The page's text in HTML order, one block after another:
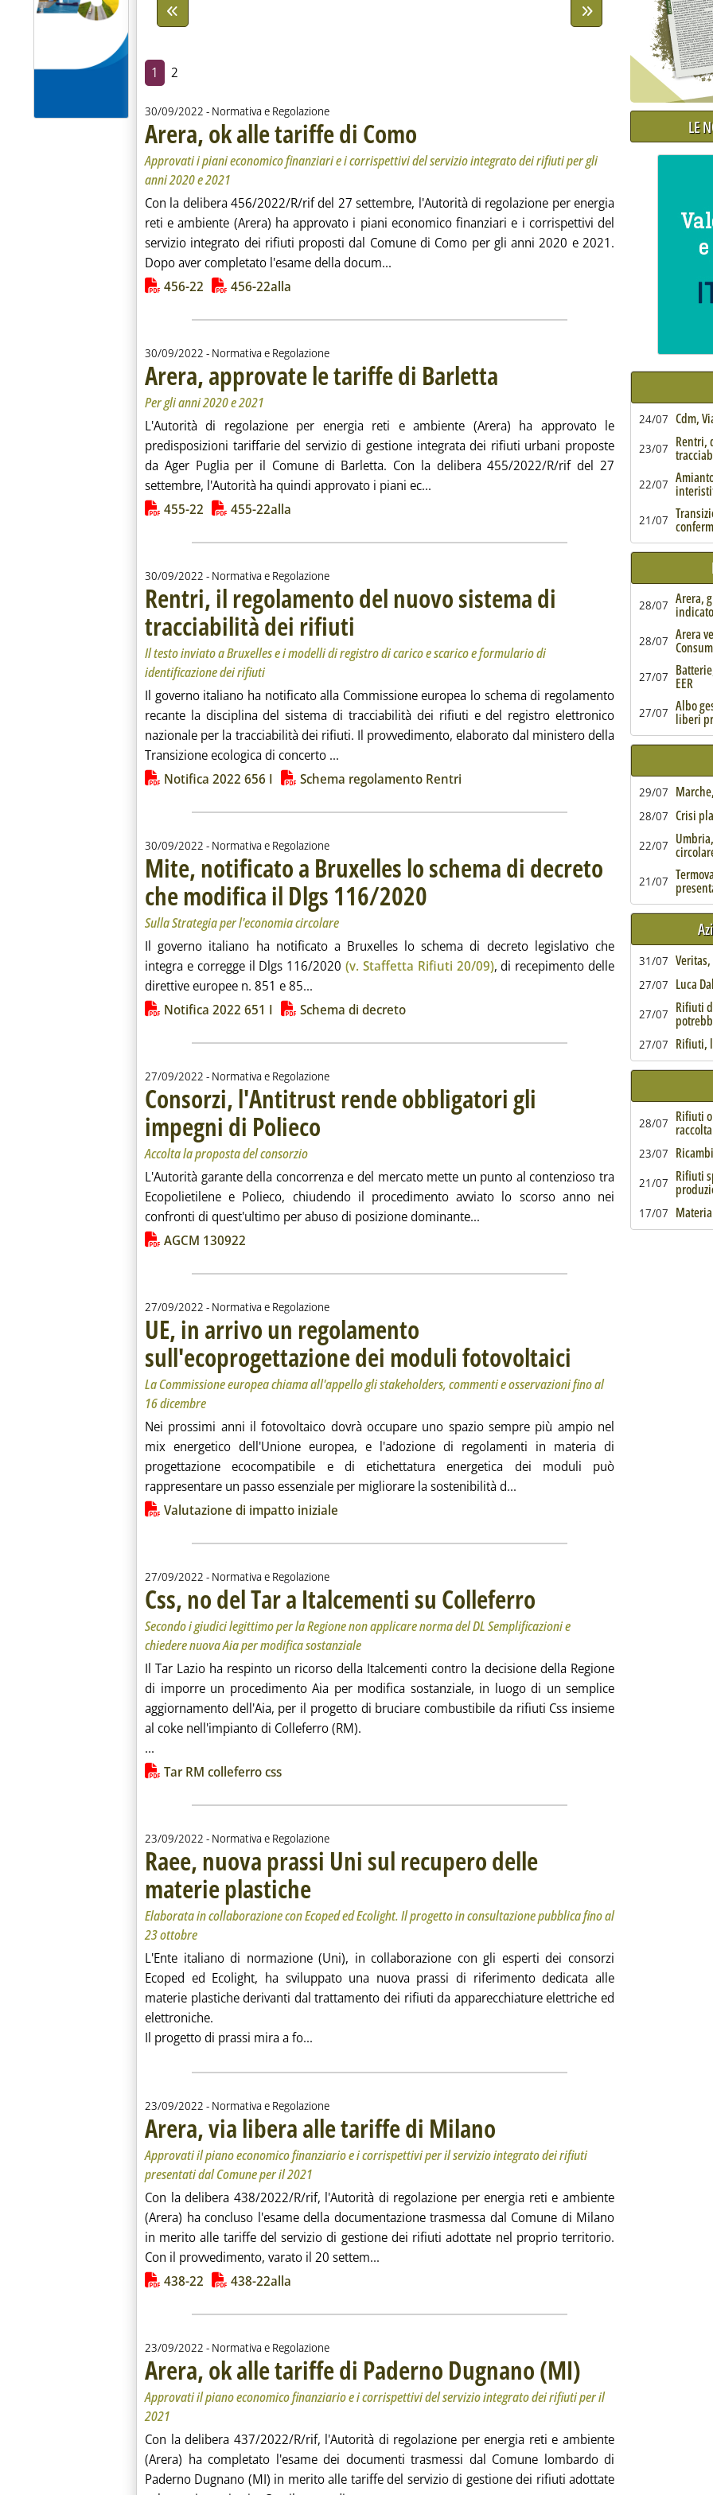
1 2
30/09/2022 - Normativa e Regolazione
Arera, ok alle tariffe di Como . Sottotitolo: Approvati i piani economico finanziari e i corrispettivi del
Approvati i piani economico finanziari e i corrispettivi del servizio integrato dei rifiuti per gli
anni 2020 e 2021
Con la delibera 456/2022/R/rif del 27 settembre, l'Autorità di regolazione per energia
reti e ambiente (Arera) ha approvato i piani economico finanziari e i corrispettivi del
servizio integrato dei rifiuti proposti dal Comune di Como per gli anni 2020 e 2021.
Dopo aver completato l'esame della docum...
Lista allegati PDF alla notizia
456-22 456-22alla
30/09/2022 - Normativa e Regolazione
Arera, approvate le tariffe di Barletta . Sottotitolo: Per gli anni 2020 e 2021
. Pubblicata venerdì 30 settembre 2022 alle 17.55.
Per gli anni 2020 e 2021
L'Autorità di regolazione per energia reti e ambiente (Arera) ha approvato le
predisposizioni tariffarie del servizio di gestione integrata dei rifiuti urbani proposte
da Ager Puglia per il Comune di Barletta. Con la delibera 455/2022/R/rif del 27
settembre, l'Autorità ha quindi approvato i piani ec... Leggi tutta la notizia: 'Arera, approvate le
Lista allegati PDF alla notizia
455-22 455-22alla
30/09/2022 - Normativa e Regolazione
Rentri, il regolamento del nuovo sistema di
tracciabilità dei rifiuti . Sottotitolo: Il testo inviato a Bruxelles e i modelli di registro di carico e scarico e formulario
Il testo inviato a Bruxelles e i modelli di registro di carico e scarico e formulario di
identificazione dei rifiuti
Il governo italiano ha notificato alla Commissione europea lo schema di regolamento
recante la disciplina del sistema di tracciabilità dei rifiuti e del registro elettronico
nazionale per la tracciabilità dei rifiuti. Il provvedimento, elaborato dal ministero della
Transizione ecologica di concerto ... Leggi tutta la notizia: 'Rentri, il regolamento del nuovo sistema
Lista allegati PDF alla notizia
Notifica 2022 656 I Schema regolamento Rentri
30/09/2022 - Normativa e Regolazione
Mite, notificato a Bruxelles lo schema di decreto
che modifica il Dlgs 116/2020
Sulla Strategia per l'economia circolare
Il governo italiano ha notificato a Bruxelles lo schema di decreto legislativo che
integra e corregge il Dlgs 116/2020 (v. Staffetta Rifiuti 20/09), di recepimento delle
direttive europee n. 851 e 85... Leggi tutta la notizia: 'Mite, notificato a Bruxelles lo schema di
Lista allegati PDF alla notizia
Notifica 2022 651 I Schema di decreto
27/09/2022 - Normativa e Regolazione
Consorzi, l'Antitrust rende obbligatori gli
impegni di Polieco . Sottotitolo: Accolta la proposta del consorzio
. Pubblicata martedì 27 settembre 2022 alle 16.4.
Accolta la proposta del consorzio
L'Autorità garante della concorrenza e del mercato mette un punto al contenzioso tra
Ecopolietilene e Polieco, chiudendo il procedimento avviato lo scorso anno nei
confronti di quest'ultimo per abuso di posizione dominante... Leggi tutta la notizia: 'Consorzi,
Lista allegati PDF alla notizia
AGCM 130922
27/09/2022 - Normativa e Regolazione
UE, in arrivo un regolamento
sull'ecoprogettazione dei moduli fotovoltaici
La Commissione europea chiama all'appello gli stakeholders, commenti e osservazioni fino al
16 dicembre
Nei prossimi anni il fotovoltaico dovrà occupare uno spazio sempre più ampio nel
mix energetico dell'Unione europea, e l'adozione di regolamenti in materia di
progettazione ecocompatibile e di etichettatura energetica dei moduli può
rappresentare un passo essenziale per migliorare la sostenibilità d...
Lista allegati PDF alla notizia
Valutazione di impatto iniziale
27/09/2022 - Normativa e Regolazione
Css, no del Tar a Italcementi su Colleferro
Secondo i giudici legittimo per la Regione non applicare norma del DL Semplificazioni e
chiedere nuova Aia per modifica sostanziale
Il Tar Lazio ha respinto un ricorso della Italcementi contro la decisione della Regione
di imporre un procedimento Aia per modifica sostanziale, in luogo di un semplice
aggiornamento dell'Aia, per il progetto di bruciare combustibile da rifiuti Css insieme
al coke nell'impianto di Colleferro (RM).
...
Lista allegati PDF alla notizia
Tar RM colleferro css
23/09/2022 - Normativa e Regolazione
Raee, nuova prassi Uni sul recupero delle
materie plastiche . Sottotitolo: Elaborata in collaborazione con Ecoped ed Ecolight. Il progetto in consultazione pubblica fino
. Pubblicata venerdì 23 settembre 2022 alle 14.20.
Elaborata in collaborazione con Ecoped ed Ecolight. Il progetto in consultazione pubblica fino al
23 ottobre
L'Ente italiano di normazione (Uni), in collaborazione con gli esperti dei consorzi
Ecoped ed Ecolight, ha sviluppato una nuova prassi di riferimento dedicata alle
materie plastiche derivanti dal trattamento dei rifiuti da apparecchiature elettriche ed
elettroniche.
Il progetto di prassi mira a fo...
23/09/2022 - Normativa e Regolazione
Arera, via libera alle tariffe di Milano
Approvati il piano economico finanziario e i corrispettivi per il servizio integrato dei rifiuti
presentati dal Comune per il 2021
Con la delibera 438/2022/R/rif, l'Autorità di regolazione per energia reti e ambiente
(Arera) ha concluso l'esame della documentazione trasmessa dal Comune di Milano
in merito alle tariffe del servizio di gestione dei rifiuti adottate nel proprio territorio.
Con il provvedimento, varato il 20 settem...
Lista allegati PDF alla notizia
438-22 438-22alla
23/09/2022 - Normativa e Regolazione
Arera, ok alle tariffe di Paderno Dugnano (MI)
Approvati il piano economico finanziario e i corrispettivi del servizio integrato dei rifiuti per il
2021
Con la delibera 437/2022/R/rif, l'Autorità di regolazione per energia reti e ambiente
(Arera) ha completato l'esame dei documenti trasmessi dal Comune lombardo di
Paderno Dugnano (MI) in merito alle tariffe del servizio di gestione dei rifiuti adottate
LE
24/07 Cdm,
23/07 Rentri,
22/07
21/07
28/07 Arera,
28/07 Arera
27/07 EER
27/07 Albo
liberi
29/07
28/07 Crisi
22/07
21/07
31/07
27/07 Luca
27/07 Rifiuti
27/07 Rifiuti,
28/07 Rifiuti
raccolta
23/07
21/07 Rifiuti
17/07